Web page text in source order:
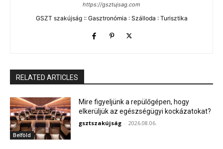
https://gsztujsag.com
GSZT szakújság :: Gasztronómia : Szálloda : Turisztika
RELATED ARTICLES
Belföld
Mire figyeljünk a repülőgépen, hogy
elkerüljük az egészségügyi kockázatokat?
gsztszakújság - 2026.08.06.